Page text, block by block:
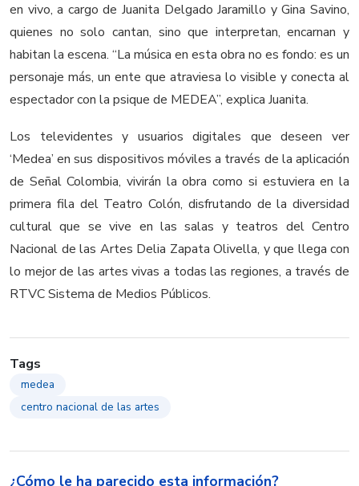
en vivo, a cargo de Juanita Delgado Jaramillo y Gina Savino,
quienes no solo cantan, sino que interpretan, encarnan y
habitan la escena. “La música en esta obra no es fondo: es un
personaje más, un ente que atraviesa lo visible y conecta al
espectador con la psique de MEDEA”, explica Juanita.
Los televidentes y usuarios digitales que deseen ver
‘Medea’ en sus dispositivos móviles a través de la aplicación
de Señal Colombia, vivirán la obra como si estuviera en la
primera fila del Teatro Colón, disfrutando de la diversidad
cultural que se vive en las salas y teatros del Centro
Nacional de las Artes Delia Zapata Olivella, y que llega con
lo mejor de las artes vivas a todas las regiones, a través de
RTVC Sistema de Medios Públicos.
Tags
medea
centro nacional de las artes
¿Cómo le ha parecido esta información?